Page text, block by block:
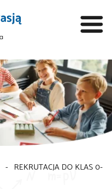
- REKRUTACJA DO KLAS 0-